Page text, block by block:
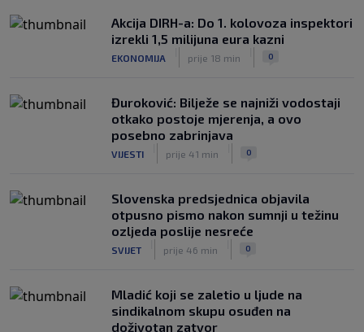
Akcija DIRH-a: Do 1. kolovoza inspektori
izrekli 1,5 milijuna eura kazni
EKONOMIJA prije 18 min 0
Đuroković: Bilježe se najniži vodostaji
otkako postoje mjerenja, a ovo
posebno zabrinjava
VIJESTI prije 41 min 0
Slovenska predsjednica objavila
otpusno pismo nakon sumnji u težinu
ozljeda poslije nesreće
SVIJET prije 46 min 0
Mladić koji se zaletio u ljude na
sindikalnom skupu osuđen na
doživotan zatvor